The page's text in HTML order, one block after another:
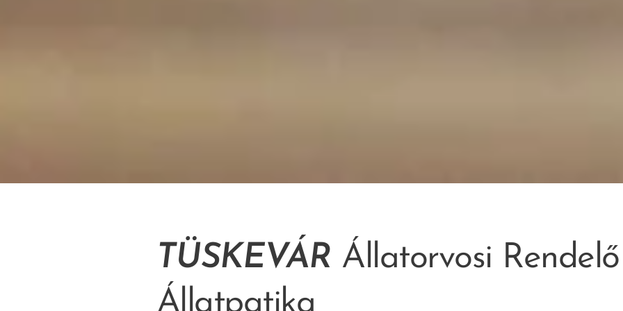
TÜSKEVÁR Állatorvosi
Állatpatika